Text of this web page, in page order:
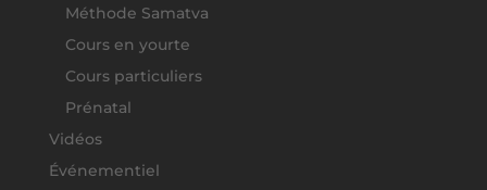
Méthode Samatva
Cours en yourte
Cours particuliers
Prénatal
Vidéos
Événementiel